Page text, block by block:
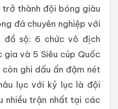
trở thành đội bóng giàu
đá chuyên nghiệp với
đồ sộ: 6 chức vô địch
gia và 5 Siêu cúp Quốc
còn ghi dấu ấn đậm nét
lục với kỷ lục là đội
nhiều trận nhất tại các